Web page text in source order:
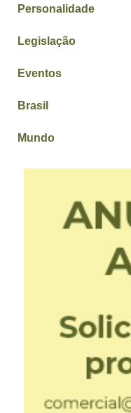
Personalidade
Legislação
Eventos
Brasil
Mundo